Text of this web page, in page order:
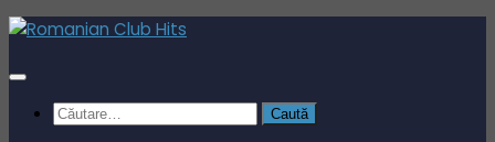
Skip
content
Caută